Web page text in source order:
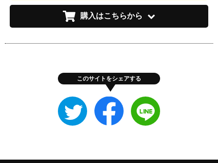
購入はこちらから
このサイトをシェアする
Twitter
で
Facebook
で
で